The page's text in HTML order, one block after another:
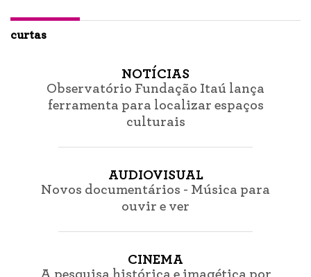
curtas
NOTÍCIAS
Observatório Fundação Itaú lança
ferramenta para localizar espaços
culturais
AUDIOVISUAL
Novos documentários - Música para
ouvir e ver
CINEMA